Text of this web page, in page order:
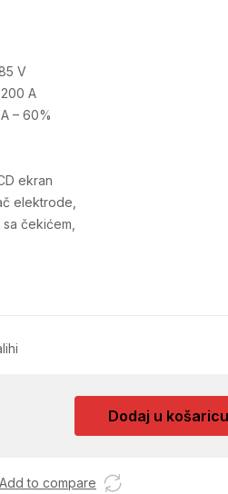
V
A
– 60%
ekran
elektrode,
čekićem,
Dodaj u košaricu
Add to compare